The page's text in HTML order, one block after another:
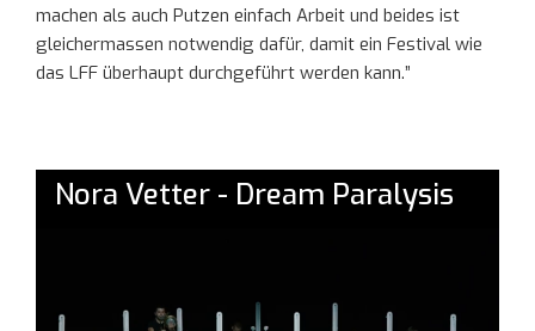
machen als auch Putzen einfach Arbeit und beides ist
gleichermassen notwendig dafür, damit ein Festival wie
das LFF überhaupt durchgeführt werden kann.”